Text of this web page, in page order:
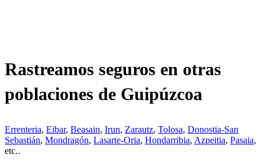
Rastreamos seguros en otras
poblaciones de Guipúzcoa
Errenteria, Eibar, Beasain, Irun, Zarautz, Tolosa, Donostia-San
Sebastián, Mondragón, Lasarte-Oria, Hondarribia, Azpeitia, Pasaia,
etc..